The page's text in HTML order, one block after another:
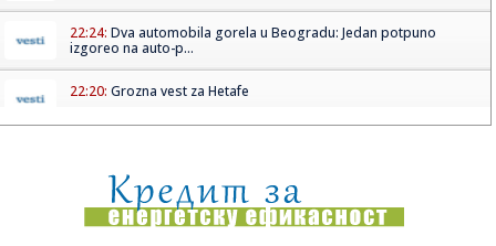
22:24: Dva automobila gorela u Beogradu: Jedan potpuno
izgoreo na auto-p...
22:20: Grozna vest za Hetafe
22:14:Nakon borbe za život iz bolničkog kreveta poslao poruku:
"Srbij...